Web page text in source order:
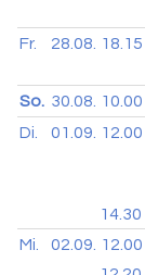
Fr.
28.08. 18.15
So. 30.08. 10.00
Di.
01.09. 12.00
14.30
Mi.
02.09. 12.00